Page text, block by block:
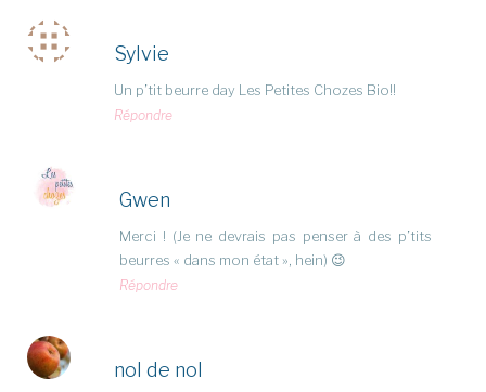
Sylvie
Un p’tit beurre day Les Petites Chozes Bio!!
Répondre
Gwen
Merci ! (Je ne devrais pas penser à des p’tits
beurres « dans mon état », hein) 😉
Répondre
nol de nol